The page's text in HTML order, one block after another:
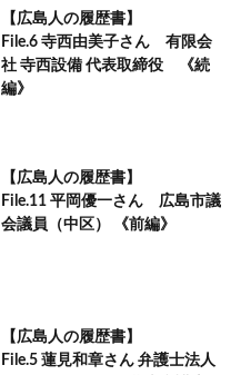
【広島人の履歴書】
File.6 寺西由美子さん 有限会
社 寺西設備 代表取締役 《続
編》
【広島人の履歴書】
File.11 平岡優一さん 広島市議
会議員（中区） 《前編》
【広島人の履歴書】
File.5 蓮見和章さん 弁護士法人